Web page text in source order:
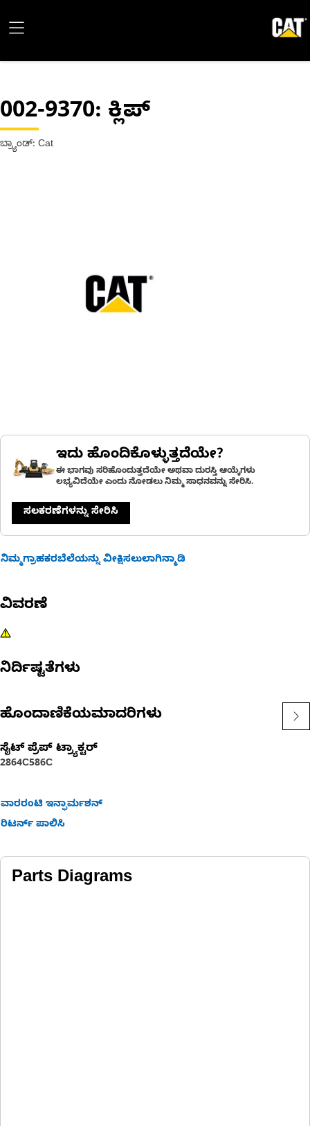
002-9370: ಕ್ಲಿಪ್
ಬ್ರ್ಯಾಂಡ್: Cat
ಇದು ಹೊಂದಿಕೊಳ್ಳುತ್ತದೆಯೇ?
ಈ ಭಾಗವು ಸರಿಹೊಂದುತ್ತದೆಯೇ ಅಥವಾ ದುರಸ್ತಿ ಆಯ್ಕೆಗಳು
ಲಭ್ಯವಿದೆಯೇ ಎಂದು ನೋಡಲು ನಿಮ್ಮ ಸಾಧನವನ್ನು ಸೇರಿಸಿ.
ಸಲಕರಣೆಗಳನ್ನು ಸೇರಿಸಿ
ನಿಮ್ಮಗ್ರಾಹಕರಬೆಲೆಯನ್ನು ವೀಕ್ಷಿಸಲುಲಾಗಿನ್ಮಾಡಿ
ವಿವರಣೆ
ನಿರ್ದಿಷ್ಟತೆಗಳು
ಹೊಂದಾಣಿಕೆಯಮಾದರಿಗಳು
ಸೈಟ್ ಪ್ರೆಪ್ ಟ್ರ್ಯಾಕ್ಟರ್‌
2864C586C
ವಾರರಂಟಿ ಇನ್ಫಾರ್ಮಶನ್
ರಿಟರ್ನ್ ಪಾಲಿಸಿ
Parts Diagrams